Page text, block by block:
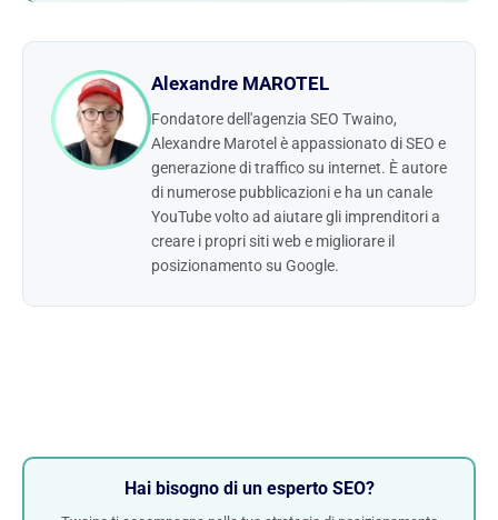
Alexandre MAROTEL
Fondatore dell'agenzia SEO Twaino,
Alexandre Marotel è appassionato di SEO e
generazione di traffico su internet. È autore
di numerose pubblicazioni e ha un canale
YouTube volto ad aiutare gli imprenditori a
creare i propri siti web e migliorare il
posizionamento su Google.
Hai bisogno di un esperto SEO?